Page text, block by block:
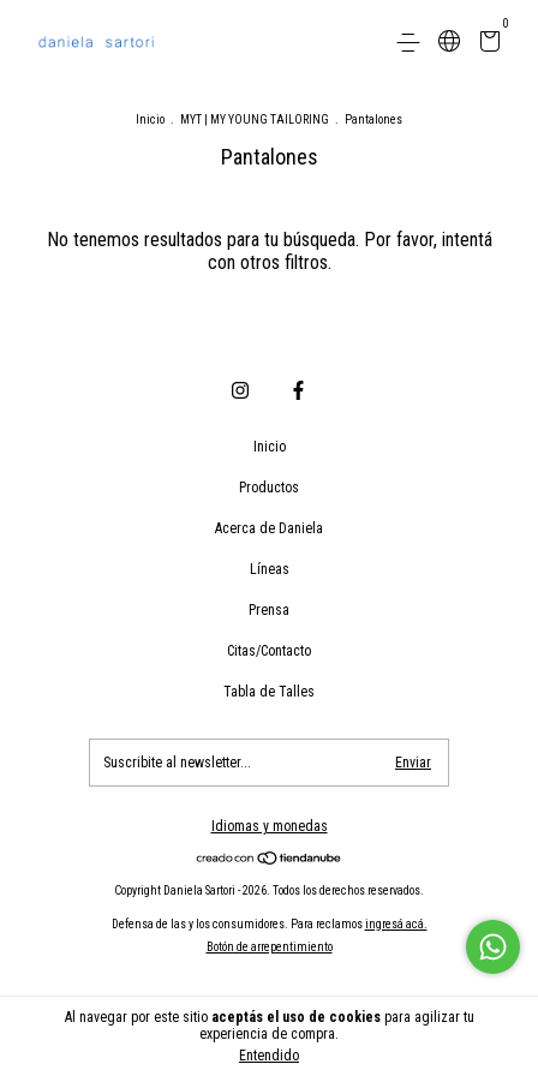
0
Al navegar por este sitio aceptás el uso de cookiespara agilizar tu
experiencia de compra.
Entendido
Inicio MYT | MY YOUNG TAILORING Pantalones
Pantalones
No tenemos resultados para tu búsqueda. Por favor, intentá
con otros filtros.
Inicio
Productos
Acerca de Daniela
Líneas
Prensa
Citas/Contacto
Tabla de Talles
Idiomas y monedas
Copyright Daniela Sartori - 2026. Todos los derechos reservados.
Defensa de las y los consumidores. Para reclamos ingresá acá.
Botón de arrepentimiento